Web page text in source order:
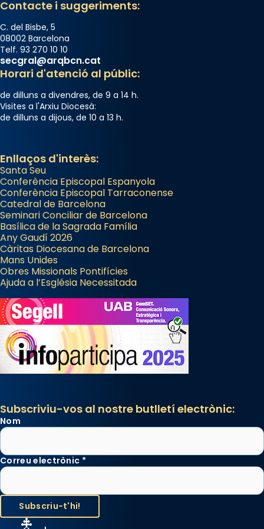
Contacte i suggeriments:
C. del Bisbe, 5
08002 Barcelona
Telf. 93 270 10 10
secgral@arqbcn.cat
Horari d'atenció al públic:
de dilluns a divendres, de 9 a 14 h.
Visites a l'Arxiu Diocesà:
de dilluns a dijous, de 10 a 13 h.
Enllaços d'interès:
Santa Seu
Conferència Episcopal Espanyola
Conferència Episcopal Tarraconense
Catedral de Barcelona
Seminari Conciliar de Barcelona
Basílica de la Sagrada Família
Any Gaudí 2026
Càritas Diocesana de Barcelona
Mans Unides
Obres Missionals Pontifícies
Ajuda a l’Església Necessitada
Subscriviu-vos al nostre butlletí electrònic:
Nom
Correu electrònic *